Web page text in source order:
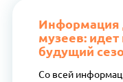
Информация
музеев: идет
будущий
Со всей